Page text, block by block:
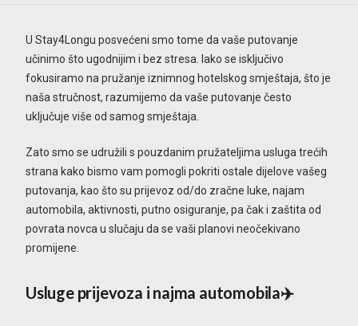
U Stay4Longu posvećeni smo tome da vaše putovanje
učinimo što ugodnijim i bez stresa. Iako se isključivo
fokusiramo na pružanje iznimnog hotelskog smještaja, što je
naša stručnost, razumijemo da vaše putovanje često
uključuje više od samog smještaja.
Zato smo se udružili s pouzdanim pružateljima usluga trećih
strana kako bismo vam pomogli pokriti ostale dijelove vašeg
putovanja, kao što su prijevoz od/do zračne luke, najam
automobila, aktivnosti, putno osiguranje, pa čak i zaštita od
povrata novca u slučaju da se vaši planovi neočekivano
promijene.
Usluge prijevoza i najma automobila✈️